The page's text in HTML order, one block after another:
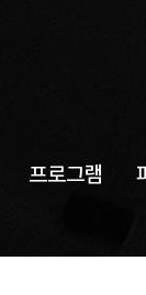
프로그램